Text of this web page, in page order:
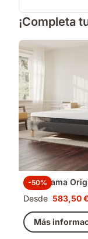
¡Completa
-50%
Pack Cama
Desde Precio
583,50 €
583,50 €
Más